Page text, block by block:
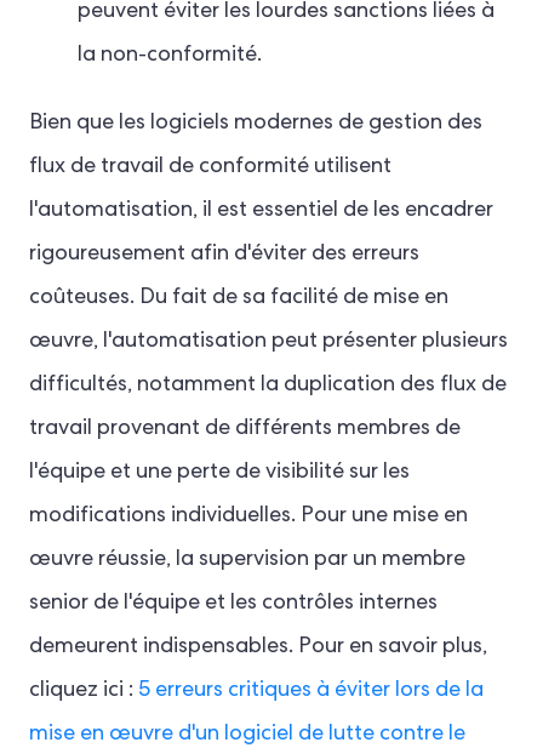
peuvent éviter les lourdes sanctions liées à
la non-conformité.
Bien que les logiciels modernes de gestion des
flux de travail de conformité utilisent
l'automatisation, il est essentiel de les encadrer
rigoureusement afin d'éviter des erreurs
coûteuses. Du fait de sa facilité de mise en
œuvre, l'automatisation peut présenter plusieurs
difficultés, notamment la duplication des flux de
travail provenant de différents membres de
l'équipe et une perte de visibilité sur les
modifications individuelles. Pour une mise en
œuvre réussie, la supervision par un membre
senior de l'équipe et les contrôles internes
demeurent indispensables. Pour en savoir plus,
cliquez ici : 5 erreurs critiques à éviter lors de la
mise en œuvre d'un logiciel de lutte contre le